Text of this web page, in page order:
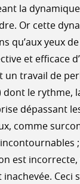
la dynamique
Or cette
qu’aux yeux
et efficace
un travail de
dont le rythme,
dépassant
comme
est incorrecte,
Ceci